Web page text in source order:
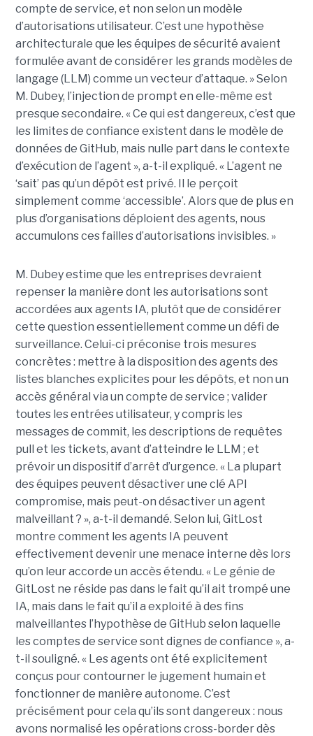
compte de service, et non selon un modèle
d’autorisations utilisateur. C’est une hypothèse
architecturale que les équipes de sécurité avaient
formulée avant de considérer les grands modèles de
langage (LLM) comme un vecteur d’attaque. » Selon
M. Dubey, l’injection de prompt en elle-même est
presque secondaire. « Ce qui est dangereux, c’est que
les limites de confiance existent dans le modèle de
données de GitHub, mais nulle part dans le contexte
d’exécution de l’agent », a-t-il expliqué. « L’agent ne
‘sait’ pas qu’un dépôt est privé. Il le perçoit
simplement comme ‘accessible’. Alors que de plus en
plus d’organisations déploient des agents, nous
accumulons ces failles d’autorisations invisibles. »
M. Dubey estime que les entreprises devraient
repenser la manière dont les autorisations sont
accordées aux agents IA, plutôt que de considérer
cette question essentiellement comme un défi de
surveillance. Celui-ci préconise trois mesures
concrètes : mettre à la disposition des agents des
listes blanches explicites pour les dépôts, et non un
accès général via un compte de service ; valider
toutes les entrées utilisateur, y compris les
messages de commit, les descriptions de requêtes
pull et les tickets, avant d’atteindre le LLM ; et
prévoir un dispositif d’arrêt d’urgence. « La plupart
des équipes peuvent désactiver une clé API
compromise, mais peut-on désactiver un agent
malveillant ? », a-t-il demandé. Selon lui, GitLost
montre comment les agents IA peuvent
effectivement devenir une menace interne dès lors
qu’on leur accorde un accès étendu. « Le génie de
GitLost ne réside pas dans le fait qu’il ait trompé une
IA, mais dans le fait qu’il a exploité à des fins
malveillantes l’hypothèse de GitHub selon laquelle
les comptes de service sont dignes de confiance », a-
t-il souligné. « Les agents ont été explicitement
conçus pour contourner le jugement humain et
fonctionner de manière autonome. C’est
précisément pour cela qu’ils sont dangereux : nous
avons normalisé les opérations cross-border dès